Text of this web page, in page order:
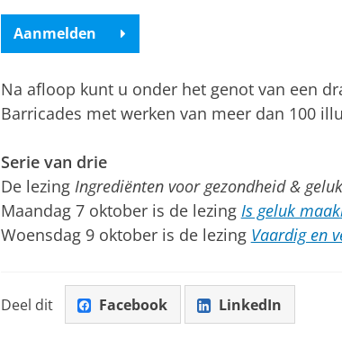
Aanmelden
Na afloop kunt u onder het genot van een
Barricades met werken van meer dan 100
Serie van drie
De lezing Ingrediënten voor gezondheid & geluk
Maandag 7 oktober is de lezing Is geluk
Woensdag 9 oktober is de lezing Vaardig en
Deel dit Facebook LinkedIn